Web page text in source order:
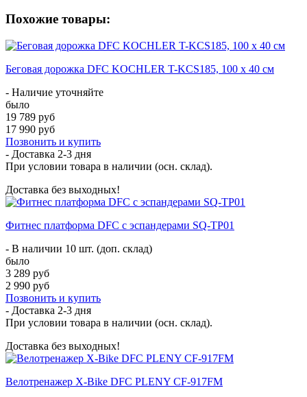
Похожие товары:
Беговая дорожка DFC KOCHLER T-KCS185, 100 х 40 см
- Наличие уточняйте
было
19 789 руб
17 990 руб
Позвонить и купить
- Доставка 2-3 дня
При условии товара в наличии (осн. склад).
Доставка без выходных!
Фитнес платформа DFC с эспандерами SQ-TP01
- В наличии 10 шт. (доп. склад)
было
3 289 руб
2 990 руб
Позвонить и купить
- Доставка 2-3 дня
При условии товара в наличии (осн. склад).
Доставка без выходных!
Велотренажер X-Bike DFC PLENY CF-917FM